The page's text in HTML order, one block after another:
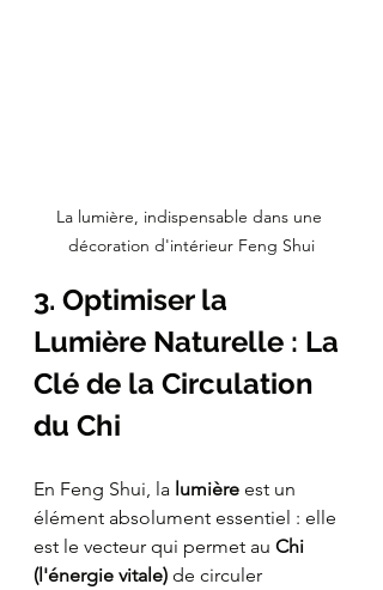
La lumière, indispensable dans une
décoration d'intérieur Feng Shui
3. Optimiser la
Lumière Naturelle : La
Clé de la Circulation
du Chi
En Feng Shui, la lumière est un
élément absolument essentiel : elle
est le vecteur qui permet au Chi
(l'énergie vitale) de circuler